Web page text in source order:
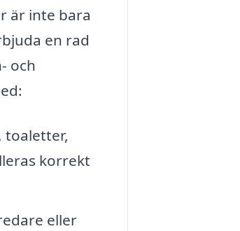
är inte bara
en rad
och
toaletter,
korrekt
eller